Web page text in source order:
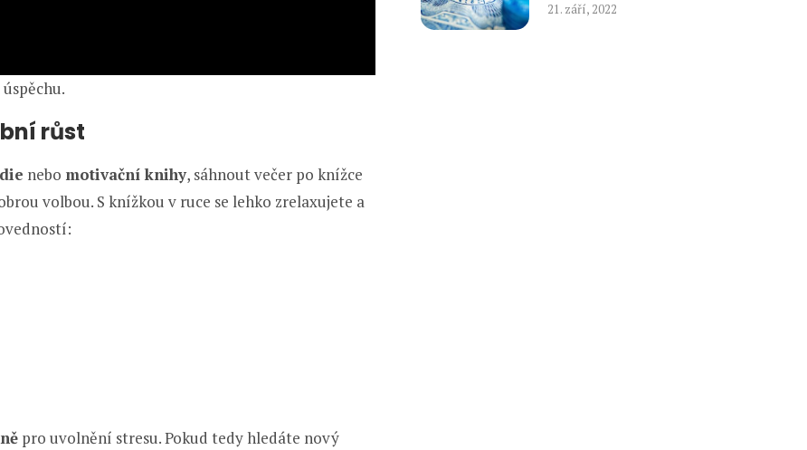
růst
nebo motivační knihy, sáhnout večer po knížce
volbou. S knížkou v ruce se lehko zrelaxujete a
pro uvolnění stresu. Pokud tedy hledáte nový
21. září, 2022